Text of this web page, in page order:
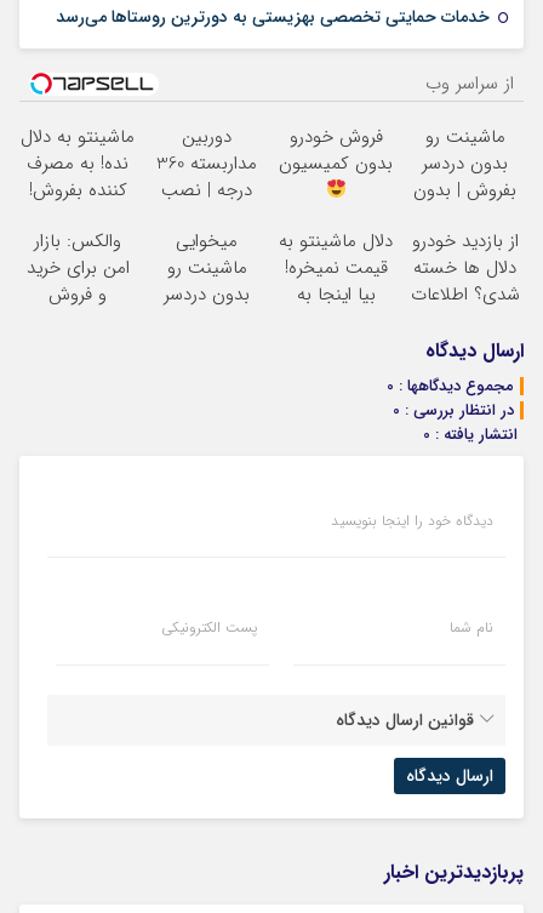
خدمات حمایتی تخصصی بهزیستی به دورترین روستاها می‌رسد
از سراسر وب
ماشینت رو
بدون دردسر
بفروش | بدون
فروش خودرو
بدون کمیسیون
دوربین
مداربسته 360
درجه | نصب
ماشینتو به دلال
نده! به مصرف
کننده بفروش!
یک تماس
از بازدید خودرو
دلال ها خسته
شدی؟ اطلاعات
اینجا ثبت کن
دلال ماشینتو به
قیمت نمیخره!
بیا اینجا به
میخوایی
ماشینت رو
بدون دردسر
والکس: بازار
امن برای خرید
و فروش
ارسال دیدگاه
مجموع دیدگاهها : 0
در انتظار بررسی : 0
انتشار یافته : 0
دیدگاه خود را اینجا بنویسید
نام شما پست الکترونیکی
قوانین ارسال دیدگاه
پربازدیدترین اخبار